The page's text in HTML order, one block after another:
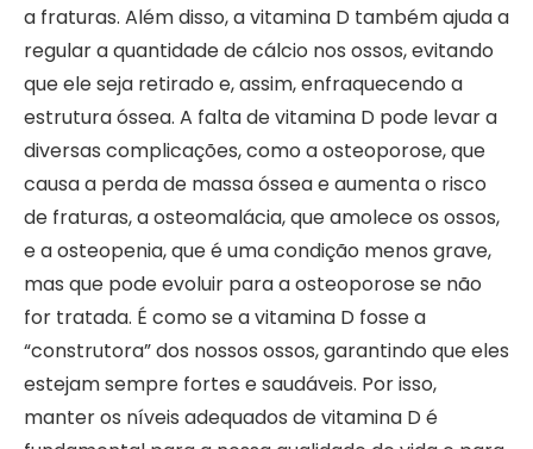
a fraturas. Além disso, a vitamina D também ajuda a
regular a quantidade de cálcio nos ossos, evitando
que ele seja retirado e, assim, enfraquecendo a
estrutura óssea. A falta de vitamina D pode levar a
diversas complicações, como a osteoporose, que
causa a perda de massa óssea e aumenta o risco
de fraturas, a osteomalácia, que amolece os ossos,
e a osteopenia, que é uma condição menos grave,
mas que pode evoluir para a osteoporose se não
for tratada. É como se a vitamina D fosse a
“construtora” dos nossos ossos, garantindo que eles
estejam sempre fortes e saudáveis. Por isso,
manter os níveis adequados de vitamina D é